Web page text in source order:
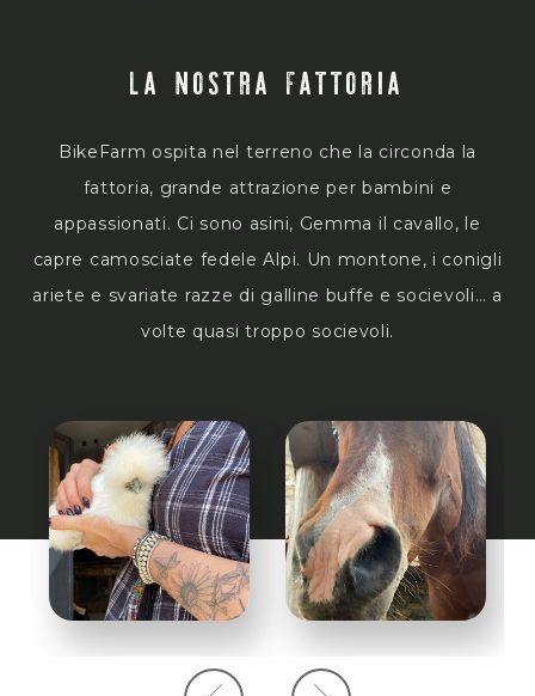
LA NOSTRA FATTORIA
BikeFarm ospita nel terreno che la circonda la
fattoria, grande attrazione per bambini e
appassionati. Ci sono asini, Gemma il cavallo, le
capre camosciate fedele Alpi. Un montone, i conigli
ariete e svariate razze di galline buffe e socievoli… a
volte quasi troppo socievoli.